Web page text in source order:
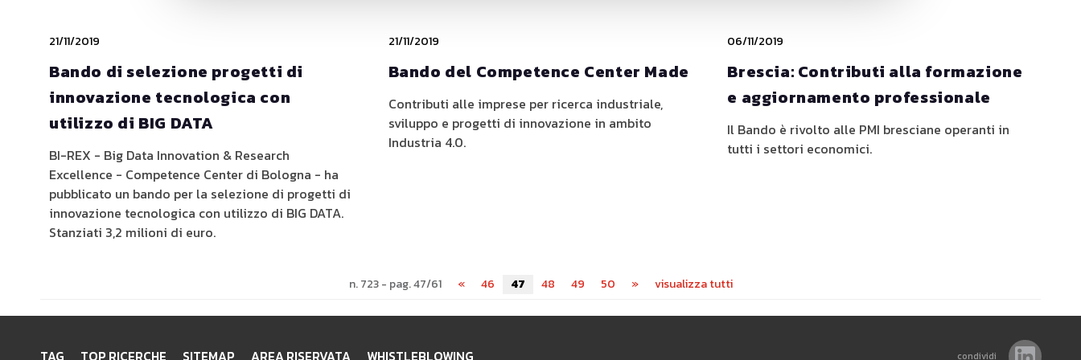
21/11/2019
Bando di selezione progetti di
innovazione tecnologica con
utilizzo di BIG DATA
BI-REX - Big Data Innovation & Research
Excellence - Competence Center di Bologna - ha
pubblicato un bando per la selezione di progetti di
innovazione tecnologica con utilizzo di BIG DATA.
Stanziati 3,2 milioni di euro.
21/11/2019
Bando del Competence Center Made
Contributi alle imprese per ricerca industriale,
sviluppo e progetti di innovazione in ambito
Industria 4.0.
06/11/2019
Brescia: Contributi alla formazione
e aggiornamento professionale
Il Bando è rivolto alle PMI bresciane operanti in
tutti i settori economici.
n. 723 - pag. 47/61 « 46 47 48 49 50 » visualizza tutti
condividi